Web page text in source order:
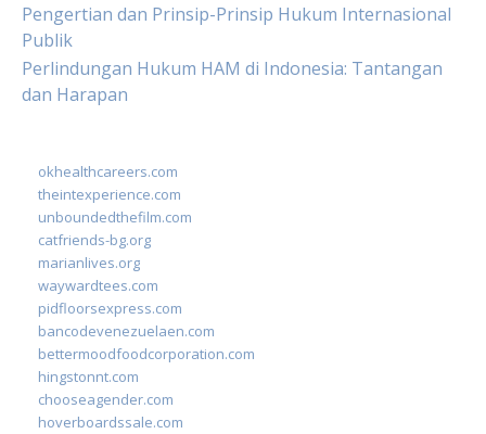
Pengertian dan Prinsip-Prinsip Hukum Internasional
Publik
Perlindungan Hukum HAM di Indonesia: Tantangan
dan Harapan
okhealthcareers.com
theintexperience.com
unboundedthefilm.com
catfriends-bg.org
marianlives.org
waywardtees.com
pidfloorsexpress.com
bancodevenezuelaen.com
bettermoodfoodcorporation.com
hingstonnt.com
chooseagender.com
hoverboardssale.com